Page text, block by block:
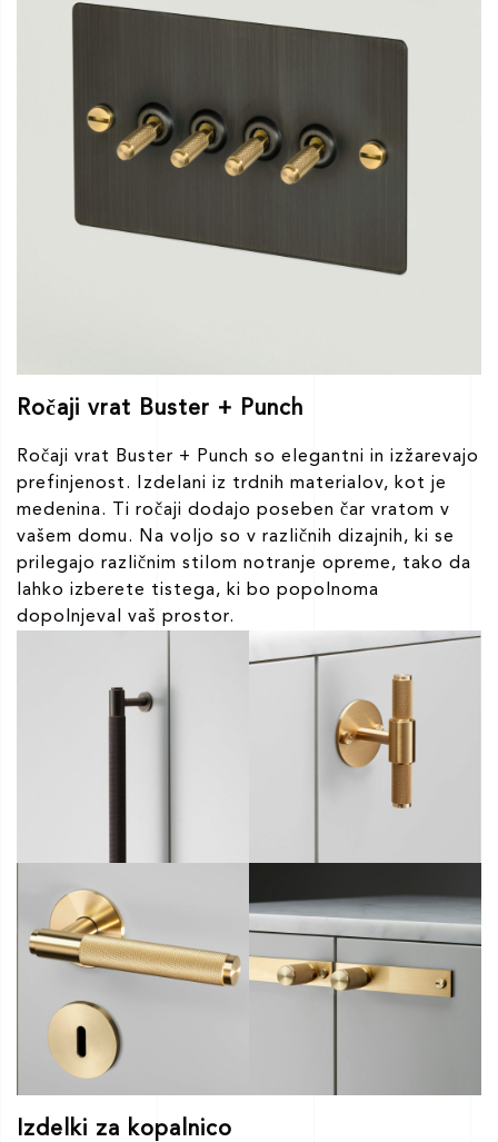
Ročaji vrat Buster + Punch
Ročaji vrat Buster + Punch so elegantni in izžarevajo
prefinjenost. Izdelani iz trdnih materialov, kot je
medenina. Ti ročaji dodajo poseben čar vratom v
vašem domu. Na voljo so v različnih dizajnih, ki se
prilegajo različnim stilom notranje opreme, tako da
lahko izberete tistega, ki bo popolnoma
dopolnjeval vaš prostor.
Izdelki za kopalnico